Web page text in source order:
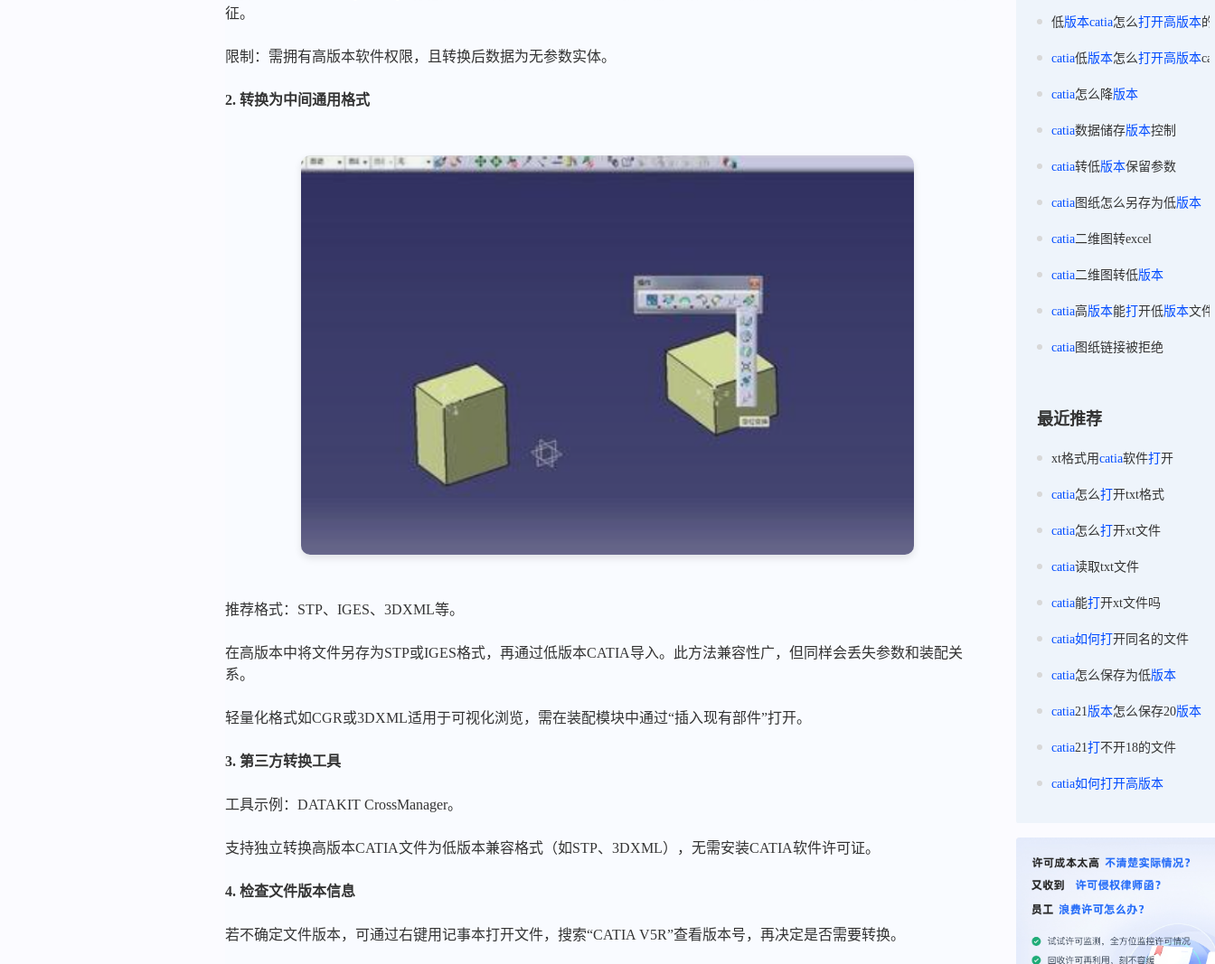
征。
限制：需拥有高版本软件权限，且转换后数据为无参数实体。
2. 转换为中间通用格式
推荐格式：STP、IGES、3DXML等。
在高版本中将文件另存为STP或IGES格式，再通过低版本CATIA导入。此方法兼容性广，但同样会丢失参数和装配关
系。
轻量化格式如CGR或3DXML适用于可视化浏览，需在装配模块中通过“插入现有部件”打开。
3. 第三方转换工具
工具示例：DATAKIT CrossManager。
支持独立转换高版本CATIA文件为低版本兼容格式（如STP、3DXML），无需安装CATIA软件许可证。
4. 检查文件版本信息
若不确定文件版本，可通过右键用记事本打开文件，搜索“CATIA V5R”查看版本号，再决定是否需要转换。
低版本catia怎么打 开高版本的
catia低版本怎么打 开高版本
catia怎么降版本
catia数据储存版本控制
catia转低版本保留参数
catia图纸怎么另存为低版本
catia二维图转excel
catia二维图转低版本
catia高版本能打 开低版本文
catia图纸链接被拒绝
最近推荐
xt格式用catia软件打 开
catia怎么打 开txt格式
catia怎么打 开xt文件
catia读取txt文件
catia能打 开xt文件吗
catia如何打 开同名的文件
catia怎么保存为低版本
catia21版本怎么保存20版本
catia21打 不开18的文件
catia如何打 开高版本